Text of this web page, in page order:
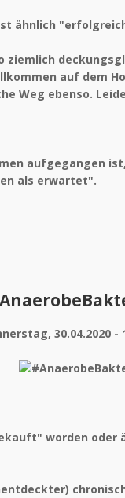
ähnlich
auf dem
Weg ebenso.
aufgegangen
als erwartet".
30.04.2020 -
worden oder